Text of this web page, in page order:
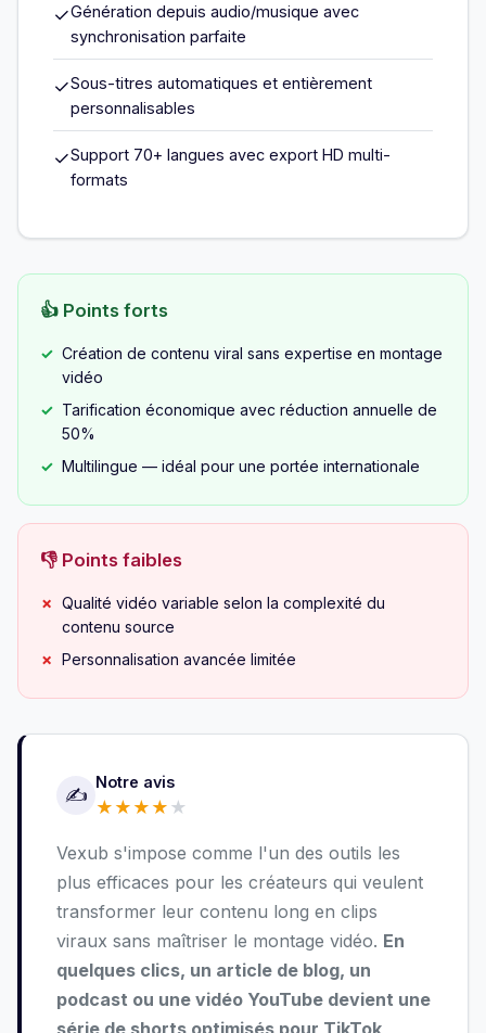
✓Génération depuis audio/musique avec
synchronisation parfaite
✓Sous-titres automatiques et entièrement
personnalisables
✓Support 70+ langues avec export HD multi-
formats
👍 Points forts
Création de contenu viral sans expertise en montage
vidéo
Tarification économique avec réduction annuelle de
50%
Multilingue — idéal pour une portée internationale
👎 Points faibles
Qualité vidéo variable selon la complexité du
contenu source
Personnalisation avancée limitée
✍️
Notre avis
★ ★ ★ ★ ★
Vexub s'impose comme l'un des outils les
plus efficaces pour les créateurs qui veulent
transformer leur contenu long en clips
viraux sans maîtriser le montage vidéo. En
quelques clics, un article de blog, un
podcast ou une vidéo YouTube devient une
série de shorts optimisés pour TikTok,